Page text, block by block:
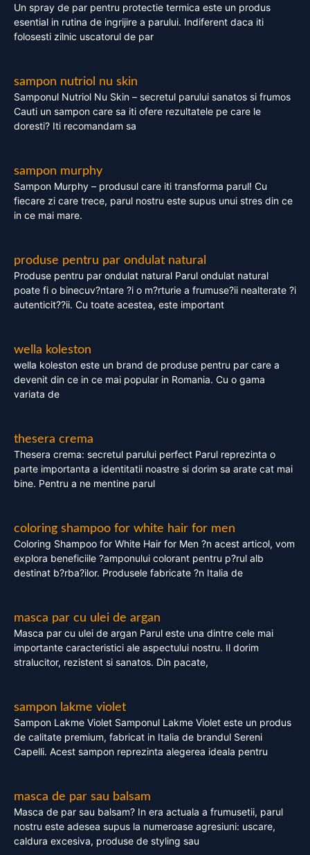
Un spray de par pentru protectie termica este un produs
esential in rutina de ingrijire a parului. Indiferent daca iti
folosesti zilnic uscatorul de par
sampon nutriol nu skin
Samponul Nutriol Nu Skin – secretul parului sanatos si frumos
Cauti un sampon care sa iti ofere rezultatele pe care le
doresti? Iti recomandam sa
sampon murphy
Sampon Murphy – produsul care iti transforma parul! Cu
fiecare zi care trece, parul nostru este supus unui stres din ce
in ce mai mare.
produse pentru par ondulat natural
Produse pentru par ondulat natural Parul ondulat natural
poate fi o binecuv?ntare ?i o m?rturie a frumuse?ii nealterate ?i
autenticit??ii. Cu toate acestea, este important
wella koleston
wella koleston este un brand de produse pentru par care a
devenit din ce in ce mai popular in Romania. Cu o gama
variata de
thesera crema
Thesera crema: secretul parului perfect Parul reprezinta o
parte importanta a identitatii noastre si dorim sa arate cat mai
bine. Pentru a ne mentine parul
coloring shampoo for white hair for men
Coloring Shampoo for White Hair for Men ?n acest articol, vom
explora beneficiile ?amponului colorant pentru p?rul alb
destinat b?rba?ilor. Produsele fabricate ?n Italia de
masca par cu ulei de argan
Masca par cu ulei de argan Parul este una dintre cele mai
importante caracteristici ale aspectului nostru. Il dorim
stralucitor, rezistent si sanatos. Din pacate,
sampon lakme violet
Sampon Lakme Violet Samponul Lakme Violet este un produs
de calitate premium, fabricat in Italia de brandul Sereni
Capelli. Acest sampon reprezinta alegerea ideala pentru
masca de par sau balsam
Masca de par sau balsam? In era actuala a frumusetii, parul
nostru este adesea supus la numeroase agresiuni: uscare,
caldura excesiva, produse de styling sau